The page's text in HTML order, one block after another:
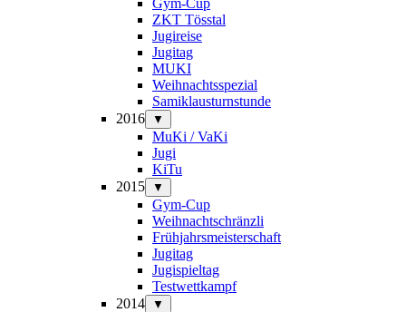
ZKT Tösstal
Jugireise
Jugitag
MUKI
Weihnachtsspezial
Samiklausturnstunde
2016
▼
MuKi / VaKi
Jugi
KiTu
2015
▼
Gym-Cup
Weihnachtschränzli
Frühjahrsmeisterschaft
Jugitag
Jugispieltag
Testwettkampf
2014
▼